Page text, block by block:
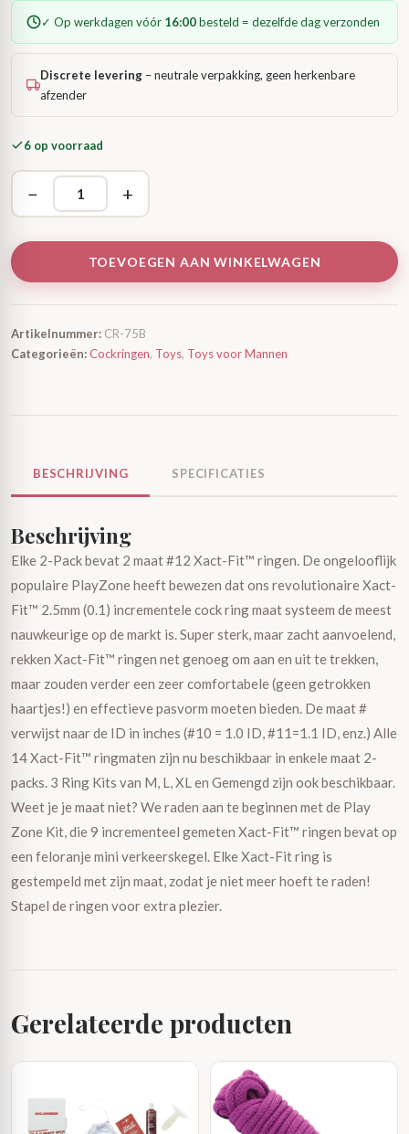
✓ Op werkdagen vóór 16:00besteld = dezelfde dag verzonden
Discrete levering – neutrale verpakking, geen herkenbare
afzender
6 op voorraad
− +
TOEVOEGEN AAN WINKELWAGEN
Artikelnummer: CR-75B
Categorieën:Cockringen, Toys, Toys voor Mannen
BESCHRIJVING SPECIFICATIES
Beschrijving
Elke 2-Pack bevat 2 maat #12 Xact-Fit™ ringen. De ongelooflijk
populaire PlayZone heeft bewezen dat ons revolutionaire Xact-
Fit™ 2.5mm (0.1) incrementele cock ring maat systeem de meest
nauwkeurige op de markt is. Super sterk, maar zacht aanvoelend,
rekken Xact-Fit™ ringen net genoeg om aan en uit te trekken,
maar zouden verder een zeer comfortabele (geen getrokken
haartjes!) en effectieve pasvorm moeten bieden. De maat #
verwijst naar de ID in inches (#10 = 1.0 ID, #11=1.1 ID, enz.) Alle
14 Xact-Fit™ ringmaten zijn nu beschikbaar in enkele maat 2-
packs. 3 Ring Kits van M, L, XL en Gemengd zijn ook beschikbaar.
Weet je je maat niet? We raden aan te beginnen met de Play
Zone Kit, die 9 incrementeel gemeten Xact-Fit™ ringen bevat op
een feloranje mini verkeerskegel. Elke Xact-Fit ring is
gestempeld met zijn maat, zodat je niet meer hoeft te raden!
Stapel de ringen voor extra plezier.
Gerelateerde producten